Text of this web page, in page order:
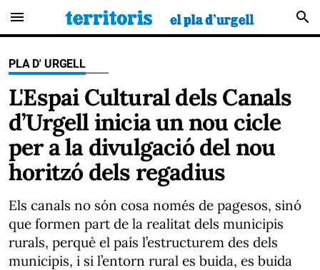
menu search
PLA D' URGELL
L'Espai Cultural dels Canals
d’Urgell inicia un nou cicle
per a la divulgació del nou
horitzó dels regadius
Els canals no són cosa només de pagesos, sinó
que formen part de la realitat dels municipis
rurals, perquè el país l’estructurem des dels
municipis, i si l’entorn rural es buida, es buida